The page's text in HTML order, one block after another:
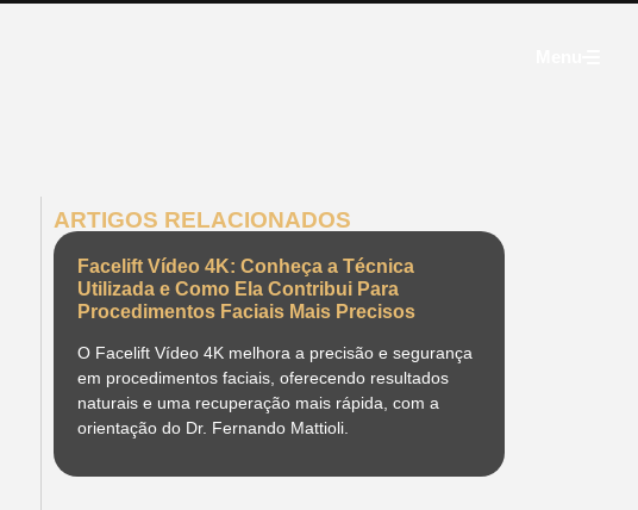
ARTIGOS RELACIONADOS
Facelift Vídeo 4K: Conheça a Técnica
Utilizada e Como Ela Contribui Para
Procedimentos Faciais Mais Precisos
O Facelift Vídeo 4K melhora a precisão e segurança
em procedimentos faciais, oferecendo resultados
naturais e uma recuperação mais rápida, com a
orientação do Dr. Fernando Mattioli.